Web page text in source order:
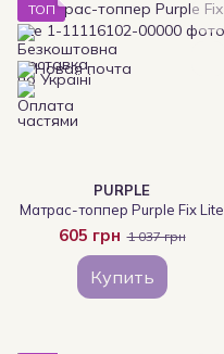
ТОП
PURPLE
Матрас-топпер Purple Fix Lite
605 грн 1 037 грн
Купить